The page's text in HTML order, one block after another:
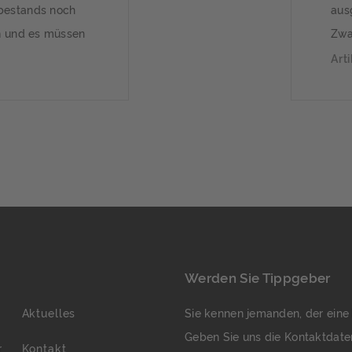
noch
es müssen
die Politik
Aktuelles
Kontakt
Werden Sie Tippgeber
Sie kennen jemanden, der
Geben Sie uns die